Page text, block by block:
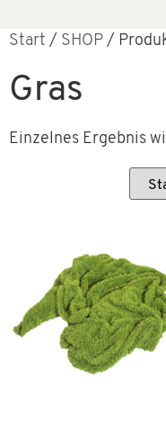
Start / SHOP /
Gras
Einzelnes Ergebnis